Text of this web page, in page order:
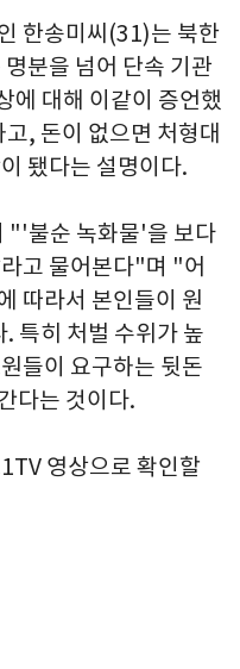
한송미씨(31)는 북한
분을 넘어 단속 기관
에 대해 이같이 증언했
, 돈이 없으면 처형대
됐다는 설명이다.
"'불순 녹화물'을 보다
고 물어본다"며 "어
따라서 본인들이 원
특히 처벌 수위가 높
들이 요구하는 뒷돈
다는 것이다.
영상으로 확인할